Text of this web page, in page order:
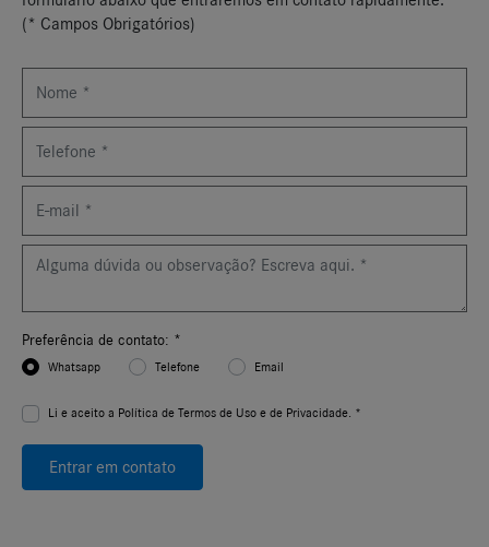
(* Campos Obrigatórios)
Preferência de contato: *
Whatsapp Telefone Email
Li e aceito a Política de Termos de Uso e de Privacidade. *
Entrar em contato